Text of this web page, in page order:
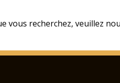
vous recherchez, veuillez